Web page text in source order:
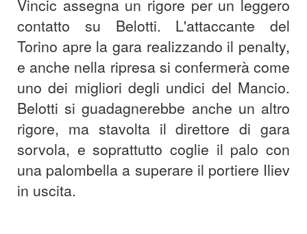
Vincic assegna un rigore per un leggero
contatto su Belotti. L'attaccante del
Torino apre la gara realizzando il penalty,
e anche nella ripresa si confermerà come
uno dei migliori degli undici del Mancio.
Belotti si guadagnerebbe anche un altro
rigore, ma stavolta il direttore di gara
sorvola, e soprattutto coglie il palo con
una palombella a superare il portiere Iliev
in uscita.